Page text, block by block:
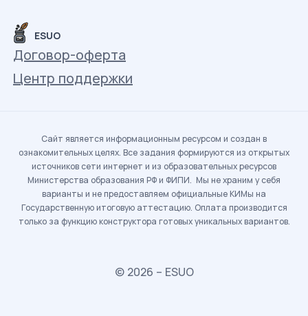
ESUO
Договор-оферта
Центр поддержки
Сайт является информационным ресурсом и создан в
ознакомительных целях. Все задания формируются из открытых
источников сети интернет и из образовательных ресурсов
Министерства образования РФ и ФИПИ. Мы не храним у себя
варианты и не предоставляем официальные КИМы на
Государственную итоговую аттестацию. Оплата производится
только за функцию конструктора готовых уникальных вариантов.
© 2026 – ESUO